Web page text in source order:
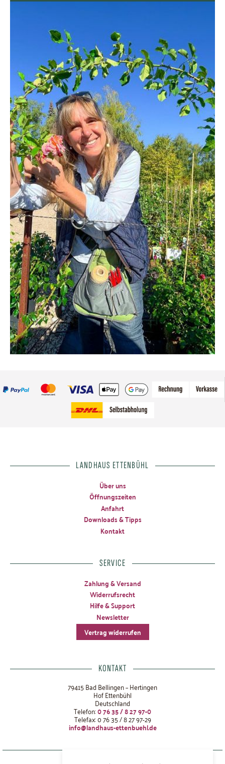
LANDHAUS ETTENBÜHL
Über uns
Öffnungszeiten
Anfahrt
Downloads & Tipps
Kontakt
SERVICE
Zahlung & Versand
Widerrufsrecht
Hilfe & Support
Newsletter
Vertrag widerrufen
KONTAKT
79415 Bad Bellingen – Hertingen
Hof Ettenbühl
Deutschland
Telefon:0 76 35 / 8 27 97-0
Telefax: 0 76 35 / 8 27 97-29
info@landhaus-ettenbuehl.de